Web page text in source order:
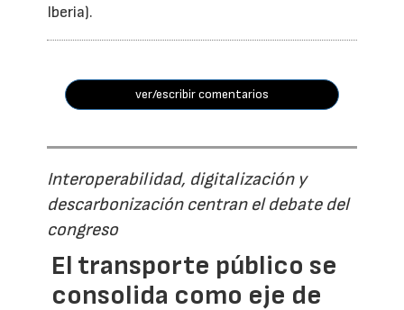
Iberia).
ver/escribir comentarios
Interoperabilidad, digitalización y
descarbonización centran el debate del
congreso
El transporte público se
consolida como eje de